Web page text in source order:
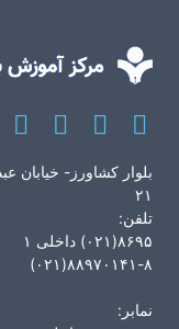
بلوار کشاورز- خیابان
۲۱
تلفن:
۸۶۹۵(۰۲۱) داخلی ۱
۸۸۹۷۰۱۴۱-۸(۰۲۱)
نمابر: